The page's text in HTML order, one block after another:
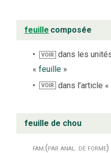
feuille composée
VOIR
dans les
« feuille »
VOIR dans l’article «
feuille de chou
fam. (par anal. de forme)